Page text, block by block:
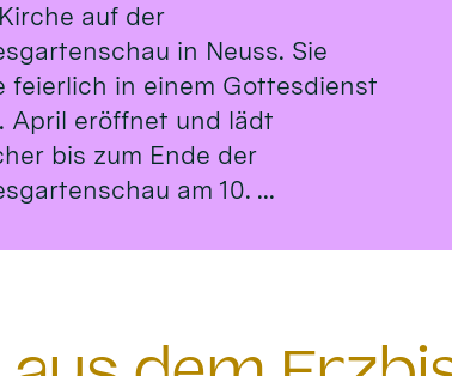
auf der
in Neuss. Sie
feierlich in einem Gottesdienst
April eröffnet und lädt
bis zum Ende der
am 10. ...